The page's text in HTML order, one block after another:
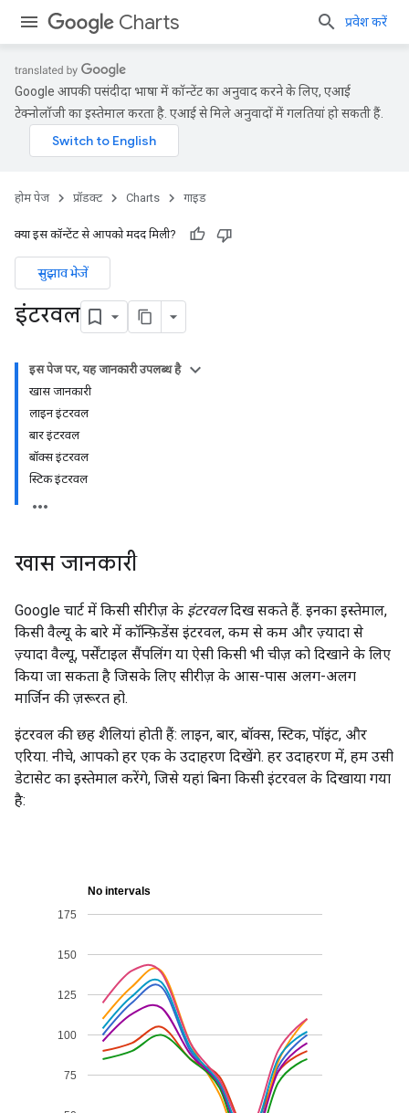
Charts प्रवेश करें
Google आपकी पसंदीदा भाषा में कॉन्टेंट का अनुवाद करने के लिए, एआई
टेक्नोलॉजी का इस्तेमाल करता है. एआई से मिले अनुवादों में गलतियां हो सकती हैं.
होम पेज प्रॉडक्ट Charts गाइड
क्या इस कॉन्टेंट से आपको मदद मिली?
सुझाव भेजें
इंटरवल
इस पेज पर, यह जानकारी उपलब्ध है
खास जानकारी
लाइन इंटरवल
बार इंटरवल
बॉक्स इंटरवल
स्टिक इंटरवल
खास जानकारी
Google चार्ट में किसी सीरीज़ के इंटरवलदिख सकते हैं. इनका इस्तेमाल,
किसी वैल्यू के बारे में कॉन्फ़िडेंस इंटरवल, कम से कम और ज़्यादा से
ज़्यादा वैल्यू, पर्सेंटाइल सैंपलिंग या ऐसी किसी भी चीज़ को दिखाने के लिए
किया जा सकता है जिसके लिए सीरीज़ के आस-पास अलग-अलग
मार्जिन की ज़रूरत हो.
इंटरवल की छह शैलियां होती हैं: लाइन, बार, बॉक्स, स्टिक, पॉइंट, और
एरिया. नीचे, आपको हर एक के उदाहरण दिखेंगे. हर उदाहरण में, हम उसी
डेटासेट का इस्तेमाल करेंगे, जिसे यहां बिना किसी इंटरवल के दिखाया गया
है: